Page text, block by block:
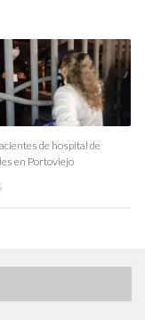
de hospital de
en Portoviejo